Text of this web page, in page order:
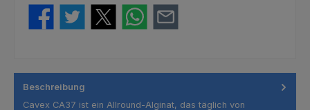
Beschreibung
Cavex CA37 ist ein Allround-Alginat, das täglich von